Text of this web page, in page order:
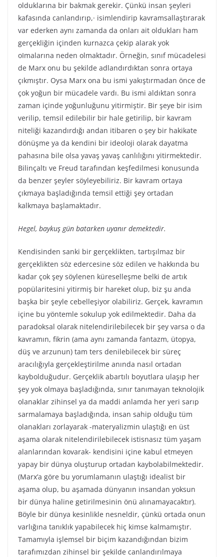
olduklarına bir bakmak gerekir. Çünkü insan şeyleri
kafasında canlandırıp,· isimlendirip kavramsallaştırarak
var ederken aynı zamanda da onları ait oldukları ham
gerçekliğin içinden kurnazca çekip alarak yok
oImalarına neden olmaktadır. Örneğin, sınıf mücadelesi
de Marx onu bu şekilde adlandırdıktan sonra ortaya
çıkmıştır. Oysa Marx ona bu ismi yakıştırmadan önce de
çok yoğun bir mücadele vardı. Bu ismi aldıktan sonra
zaman içinde yoğunluğunu yitirmiştir. Bir şeye bir isim
verilip, temsil edilebilir bir hale getirilip, bir kavram
niteliği kazandırdığı andan itibaren o şey bir hakikate
dönüşme ya da kendini bir ideoloji olarak dayatma
pahasına bile olsa yavaş yavaş canlılığını yitirmektedir.
Bilinçaltı ve Freud tarafından keşfedilmesi konusunda
da benzer şeyler söyleyebiliriz. Bir kavram ortaya
çıkmaya başladığında temsil ettiği şey ortadan
kalkmaya başlamaktadır.
Hegel, baykuş gün batarken uyanır demektedir.
Kendisinden sanki bir gerçeklikten, tartışılmaz bir
gerçeklikten söz edercesine söz edilen ve hakkında bu
kadar çok şey söylenen küreselleşme belki de artık
popülaritesini yitirmiş bir hareket olup, biz şu anda
başka bir şeyle cebelleşiyor olabiliriz. Gerçek, kavramın
içine bu yöntemle sokulup yok edilmektedir. Daha da
paradoksal olarak nitelendirilebilecek bir şey varsa o da
kavramın, fikrin (ama aynı zamanda fantazm, ütopya,
düş ve arzunun) tam ters denilebilecek bir süreç
aracılığıyla gerçekleştirilme anında nasıl ortadan
kaybolduğudur. Gerçeklik abartılı boyutlara ulaşıp her
şey yok olmaya başladığında, sınır tanımayan teknolojik
olanaklar zihinsel ya da maddi anlamda her yeri sarıp
sarmalamaya başladığında, insan sahip olduğu tüm
olanakları zorlayarak -materyalizmin ulaştığı en üst
aşama olarak nitelendirilebilecek istisnasız tüm yaşam
alanlarından kovarak- kendisini içine kabul etmeyen
yapay bir dünya oluşturup ortadan kaybolabilmektedir.
(Marx’a göre bu yorumlamanın ulaştığı idealist bir
aşama olup, bu aşamada dünyanın insandan yoksun
bir dünya haline getirilmesinin önü alınamayacaktır).
Böyle bir dünya kesinlikle nesneldir, çünkü ortada onun
varlığına tanıklık yapabilecek hiç kimse kalmamıştır.
Tamamıyla işlemsel bir biçim kazandığından bizim
tarafımızdan zihinsel bir şekilde canlandırılmaya